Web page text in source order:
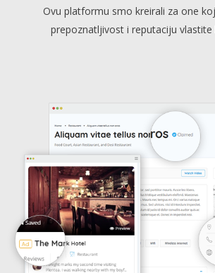
Ovu platformu smo kreirali za one
prepoznatljivost i reputaciju vlastite